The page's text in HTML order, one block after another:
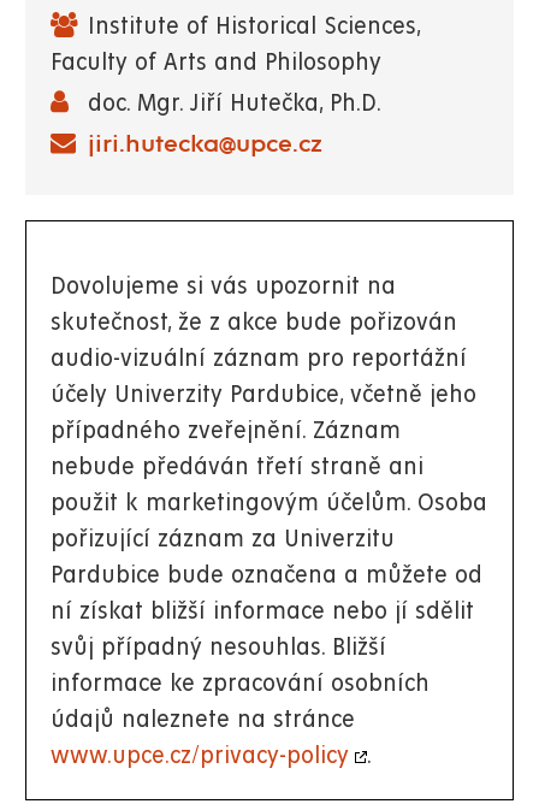
Institute of Historical Sciences,
Faculty of Arts and Philosophy
doc. Mgr. Jiří Hutečka, Ph.D.
jiri.hutecka@upce.cz
Dovolujeme si vás upozornit na
skutečnost, že z akce bude pořizován
audio-vizuální záznam pro reportážní
účely Univerzity Pardubice, včetně jeho
případného zveřejnění. Záznam
nebude předáván třetí straně ani
použit k marketingovým účelům. Osoba
pořizující záznam za Univerzitu
Pardubice bude označena a můžete od
ní získat bližší informace nebo jí sdělit
svůj případný nesouhlas. Bližší
informace ke zpracování osobních
údajů naleznete na stránce
www.upce.cz/privacy-policy
.